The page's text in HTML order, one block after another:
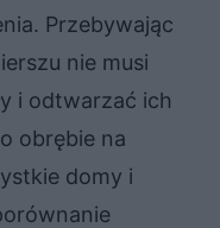
Przebywając
nie musi
i odtwarzać ich
obrębie na
domy i